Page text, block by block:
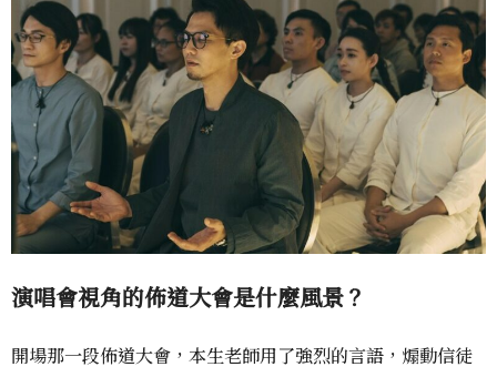
演唱會視角的佈道大會是什麼風景？
開場那一段佈道大會，本生老師用了強烈的言語，煽動信徒